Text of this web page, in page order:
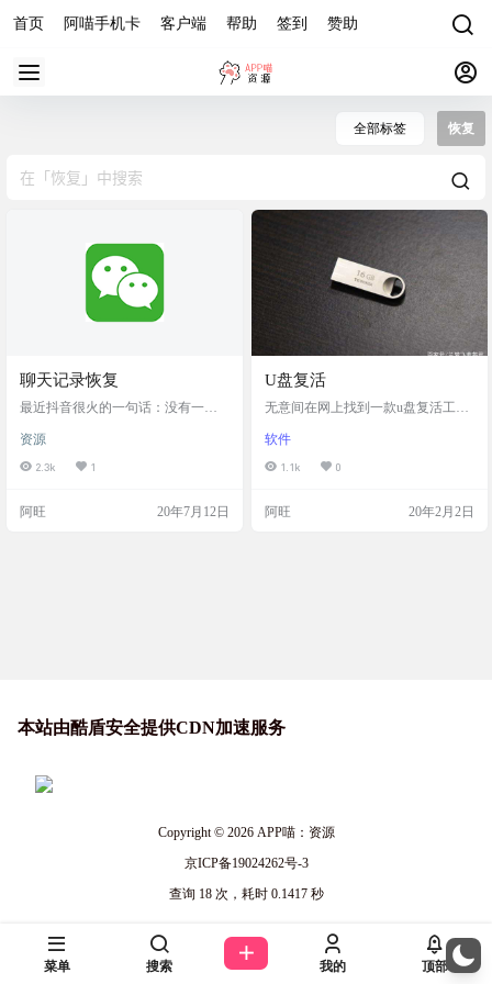
首页 阿喵手机卡 客户端 帮助 签到 赞助
全部标签 恢复
聊天记录恢复
最近抖音很火的一句话：没有一个
机。这不就给大家找了一个查记录
的软件。 当你想查他人的手机可以
查别人手机的。
资源
2.3k 1
阿旺 20年7月12日
U盘复活
无意间在网上找到一款u盘复活工
可以读取但是现实0字节而且无法格
式化，我使用一个叫USBOOT的工
高兴的是修好了，不爽的是原来是
软件
1.1k 0
阿旺 20年2月2日
本站由酷盾安全提供CDN加速服务
Copyright © 2026APP喵：资源
京ICP备19024262号-3
查询 18 次，耗时 0.1417 秒
菜单 搜索 我的 顶部